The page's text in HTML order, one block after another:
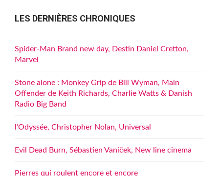
LES DERNIÈRES CHRONIQUES
Spider-Man Brand new day, Destin Daniel Cretton,
Marvel
Stone alone : Monkey Grip de Bill Wyman, Main
Offender de Keith Richards, Charlie Watts & Danish
Radio Big Band
l’Odyssée, Christopher Nolan, Universal
Evil Dead Burn, Sébastien Vaniček, New line cinema
Pierres qui roulent encore et encore